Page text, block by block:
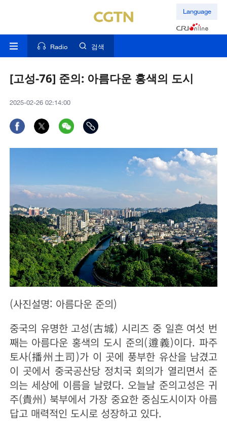
Language
Radio 검색
[고성-76] 준의: 아름다운 홍색의 도시
2025-02-26 02:14:00
(사진설명: 아름다운 준의)
중국의 유명한 고성(古城) 시리즈 중 일흔 여섯 번
째는 아름다운 홍색의 도시 준의(遵義)이다. 파주
토사(播州土司)가 이 곳에 풍부한 유산을 남겼고
이 곳에서 중국공산당 정치국 회의가 열리면서 준
의는 세상에 이름을 날렸다. 오늘날 준의고성은 귀
주(貴州) 북부에서 가장 중요한 중심도시이자 아름
답고 매력적인 도시로 성장하고 있다.